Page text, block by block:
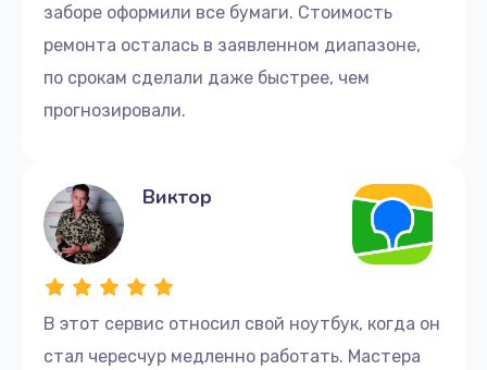
заборе оформили все бумаги. Стоимость
ремонта осталась в заявленном диапазоне,
по срокам сделали даже быстрее, чем
прогнозировали.
В этот сервис относил свой ноутбук, когда он
стал чересчур медленно работать. Мастера
Виктор